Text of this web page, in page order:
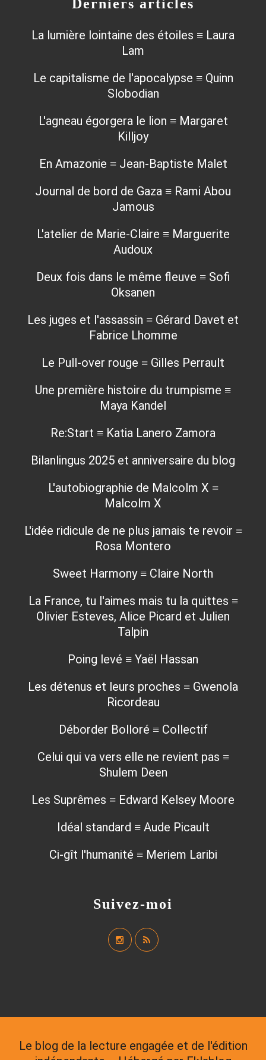
Suivez-moi
Derniers articles
La lumière lointaine des étoiles ≡ Laura
Lam
Le capitalisme de l'apocalypse ≡ Quinn
Slobodian
L'agneau égorgera le lion ≡ Margaret
Killjoy
En Amazonie ≡ Jean-Baptiste Malet
Journal de bord de Gaza ≡ Rami Abou
Jamous
L'atelier de Marie-Claire ≡ Marguerite
Audoux
Deux fois dans le même fleuve ≡ Sofi
Oksanen
Les juges et l'assassin ≡ Gérard Davet et
Fabrice Lhomme
Le Pull-over rouge ≡ Gilles Perrault
Une première histoire du trumpisme ≡
Maya Kandel
Re:Start ≡ Katia Lanero Zamora
Bilanlingus 2025 et anniversaire du blog
L'autobiographie de Malcolm X ≡
Malcolm X
L'idée ridicule de ne plus jamais te revoir ≡
Rosa Montero
Sweet Harmony ≡ Claire North
La France, tu l'aimes mais tu la quittes ≡
Olivier Esteves, Alice Picard et Julien
Talpin
Poing levé ≡ Yaël Hassan
Les détenus et leurs proches ≡ Gwenola
Ricordeau
Déborder Bolloré ≡ Collectif
Celui qui va vers elle ne revient pas ≡
Shulem Deen
Les Suprêmes ≡ Edward Kelsey Moore
Idéal standard ≡ Aude Picault
Ci-gît l'humanité ≡ Meriem Laribi
Le blog de la lecture engagée et de l'édition